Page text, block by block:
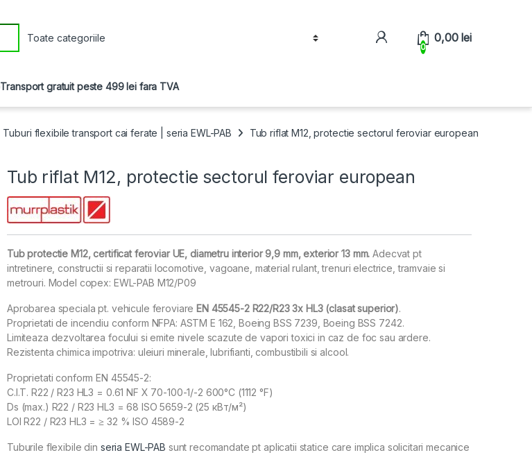
0
0,00 lei
Transport gratuit peste 499 lei fara TVA
Tuburi flexibile transport cai ferate | seria EWL-PAB Tub riflat M12, protectie sectorul feroviar european
Tub riflat M12, protectie sectorul feroviar european
Tub protectie M12, certificat feroviar UE, diametru interior 9,9 mm, exterior 13 mm. Adecvat pt
intretinere, constructii si reparatii locomotive, vagoane, material rulant, trenuri electrice, tramvaie si
metrouri. Model copex: EWL-PAB M12/P09
Aprobarea speciala pt. vehicule feroviare EN 45545-2 R22/R23 3x HL3 (clasat superior).
Proprietati de incendiu conform NFPA: ASTM E 162, Boeing BSS 7239, Boeing BSS 7242.
Limiteaza dezvoltarea focului si emite nivele scazute de vapori toxici in caz de foc sau ardere.
Rezistenta chimica impotriva: uleiuri minerale, lubrifianti, combustibili si alcool.
Proprietati conform EN 45545-2:
C.I.T. R22 / R23 HL3 = 0.61 NF X 70-100-1/-2 600°C (1112 °F)
Ds (max.) R22 / R23 HL3 = 68 ISO 5659-2 (25 кВт/м²)
LOI R22 / R23 HL3 = ≥ 32 % ISO 4589-2
Tuburile flexibile din seria EWL-PAB sunt recomandate pt aplicatii statice care implica solicitari mecanice